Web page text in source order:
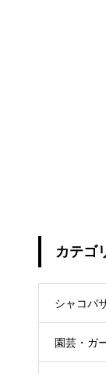
カテゴ
シャコバ
園芸・ガ